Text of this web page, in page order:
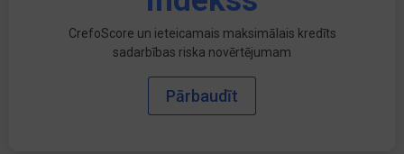
CrefoScore un ieteicamais maksimālais kredīts
sadarbības riska novērtējumam
Pārbaudīt